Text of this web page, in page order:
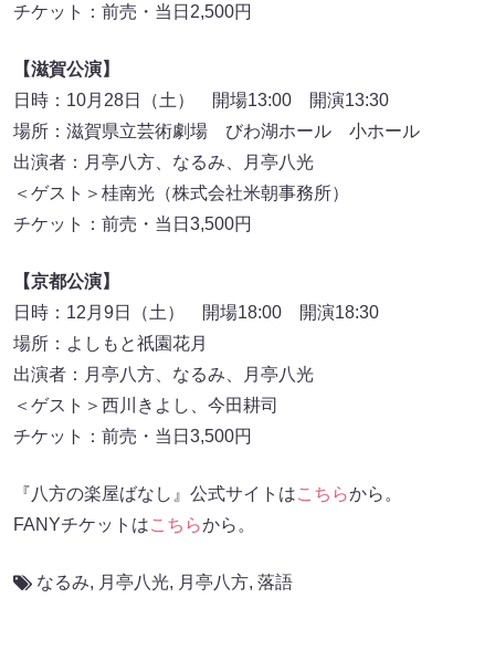
チケット：前売・当日2,500円
【滋賀公演】
日時：10月28日（土） 開場13:00 開演13:30
場所：滋賀県立芸術劇場 びわ湖ホール 小ホール
出演者：月亭八方、なるみ、月亭八光
＜ゲスト＞桂南光（株式会社米朝事務所）
チケット：前売・当日3,500円
【京都公演】
日時：12月9日（土） 開場18:00 開演18:30
場所：よしもと祇園花月
出演者：月亭八方、なるみ、月亭八光
＜ゲスト＞西川きよし、今田耕司
チケット：前売・当日3,500円
『八方の楽屋ばなし』公式サイトはこちらから。
FANYチケットはこちらから。
なるみ, 月亭八光, 月亭八方, 落語